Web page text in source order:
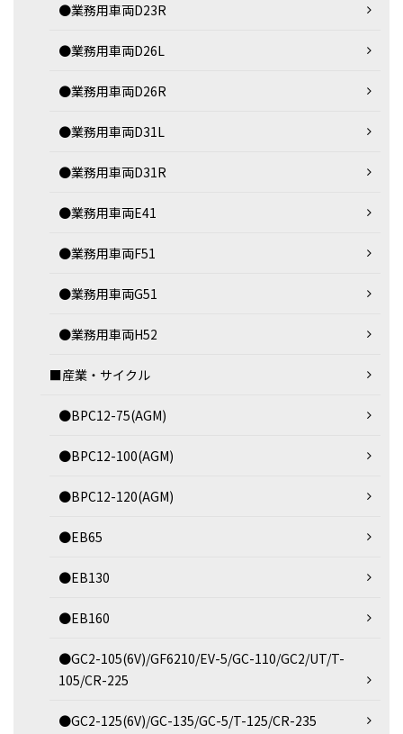
●業務用車両D23R
●業務用車両D26L
●業務用車両D26R
●業務用車両D31L
●業務用車両D31R
●業務用車両E41
●業務用車両F51
●業務用車両G51
●業務用車両H52
■産業・サイクル
●BPC12-75(AGM)
●BPC12-100(AGM)
●BPC12-120(AGM)
●EB65
●EB130
●EB160
●GC2-105(6V)/GF6210/EV-5/GC-110/GC2/UT/T-
105/CR-225
●GC2-125(6V)/GC-135/GC-5/T-125/CR-235